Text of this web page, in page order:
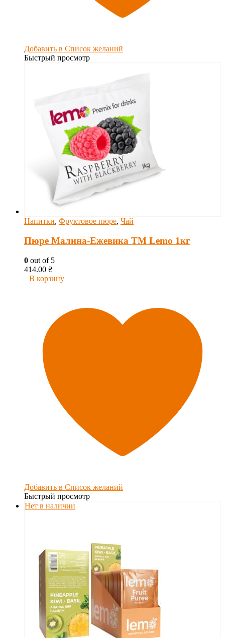
Добавить в Список желаний
Быстрый просмотр
Напитки, Фруктовое пюре, Чай
Пюре Малина-Ежевика ТМ Lemo 1кг
0 out of 5
414.00 ₴
В корзину
Добавить в Список желаний
Быстрый просмотр
Нет в наличии